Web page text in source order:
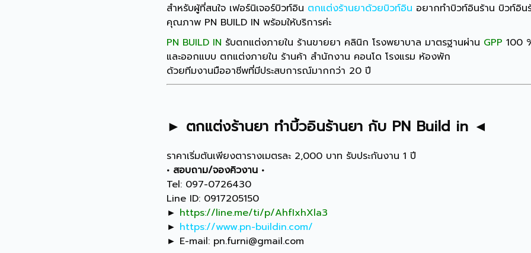
สำหรับผู้ที่สนใจ เฟอร์นิเจอร์บิวท์อิน ตกแต่งร้านยาด้วยบิวท์อิน อยากทำบิวท์อินร้าน บิวท์อิน
คุณภาพ PN BUILD IN พร้อมให้บริการค่ะ
PN BUILD IN รับตกแต่งภายใน ร้านขายยา คลินิก โรงพยาบาล มาตรฐานผ่าน GPP 100
และออกแบบ ตกแต่งภายใน ร้านค้า สำนักงาน คอนโด โรงแรม ห้องพัก
ด้วยทีมงานมืออาชีพที่มีประสบการณ์มากกว่า 20 ปี
► ตกแต่งร้านยา ทำบิ้วอินร้านยากับ PN Build in◄
ราคาเริ่มต้นเพียงตารางเมตรละ 2,000 บาท รับประกันงาน 1 ปี
• สอบถาม/จองคิวงาน •
Tel: 097-0726430
Line ID: 0917205150
► https://line.me/ti/p/AhfIxhXla3
► https://www.pn-buildin.com/
► E-mail: pn.furni@gmail.com